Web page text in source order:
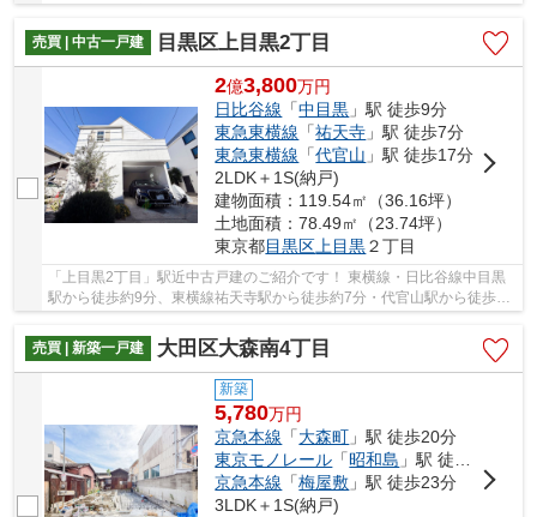
可能な便利な立地です。 南西向き。木造3階建...
売買 | 中古一戸建
目黒区上目黒2丁目
2億3,800万円
日比谷線 「中目黒 」駅 徒歩9分
東急東横線 「祐天寺 」駅 徒歩7分
東急東横線 「代官山 」駅 徒歩17分
2LDK＋1S(納戸)
建物面積：119.54㎡（36.16坪）
土地面積：78.49㎡（23.74坪）
東京都目黒区 上目黒２丁目
「上目黒2丁目」駅近中古戸建のご紹介です！ 東横線・日比谷線中目黒
駅から徒歩約9分、東横線祐天寺駅から徒歩約7分・代官山駅から徒歩約
17分。東急バス「けこぼ坂上」徒歩約5分。 2路...
売買 | 新築一戸建
大田区大森南4丁目
新築
5,780万円
京急本線 「大森町 」駅 徒歩20分
東京モノレール 「昭和島 」駅 徒歩13分
京急本線 「梅屋敷 」駅 徒歩23分
3LDK＋1S(納戸)